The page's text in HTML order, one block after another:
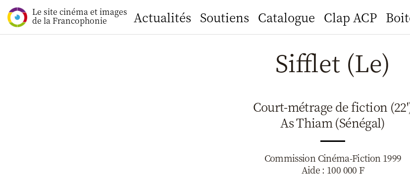
Le site cinéma et images
de la Francophonie Actualités Soutiens Catalogue Clap ACP
Sifflet (Le)
Court-métrage de fiction
As Thiam (Sénégal)
Commission Cinéma-Fiction 1999
Aide : 100 000 F